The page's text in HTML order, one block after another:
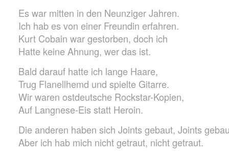
Es war mitten in den Neunziger Jahren.
Ich hab es von einer Freundin erfahren.
Kurt Cobain war gestorben, doch ich
Hatte keine Ahnung, wer das ist.
Bald darauf hatte ich lange Haare,
Trug Flanellhemd und spielte Gitarre.
Wir waren ostdeutsche Rockstar-Kopien,
Auf Langnese-Eis statt Heroin.
Die anderen haben sich Joints gebaut, Joints
Aber ich hab mich nicht getraut, nicht getraut.